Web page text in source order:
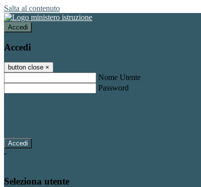
Salta al contenuto
Accedi
Accedi
button close ×
Nome Utente
Password
-
Seleziona utente